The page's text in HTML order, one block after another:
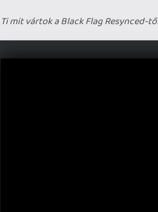
Ti mit vártok a Black Flag Resynced-